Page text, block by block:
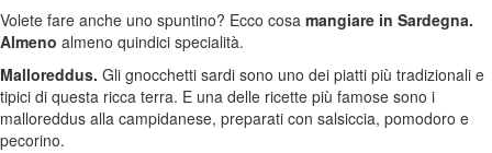
Volete fare anche uno spuntino? Ecco cosa mangiare in Sardegna.
Almeno almeno quindici specialità.
Malloreddus. Gli gnocchetti sardi sono uno dei piatti più tradizionali e
tipici di questa ricca terra. E una delle ricette più famose sono i
malloreddus alla campidanese, preparati con salsiccia, pomodoro e
pecorino.